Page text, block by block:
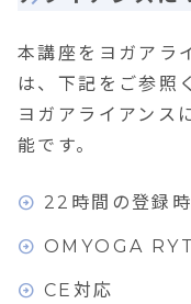
本講座をヨガアラ
は、下記をご参照
ヨガアライアンス
能です。
22時間の登録
OMYOGA
CE対応